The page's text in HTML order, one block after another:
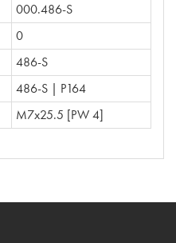
000.486-S
0
486-S
486-S | P164
M7x25.5 [PW 4]